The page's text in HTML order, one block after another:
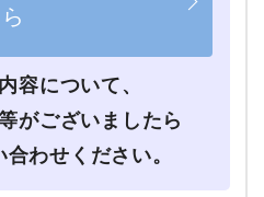
容について、
がございましたら
わせください。